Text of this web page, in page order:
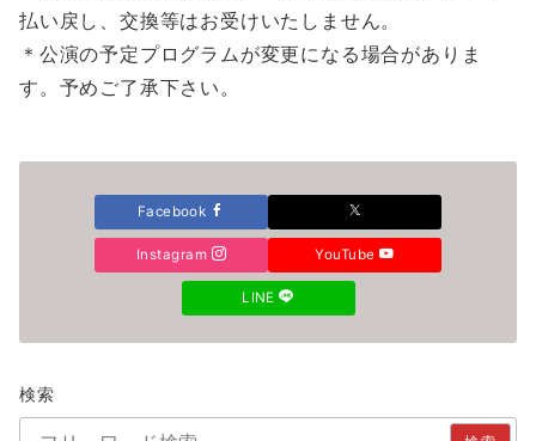
払い戻し、交換等はお受けいたしません。
＊公演の予定プログラムが変更になる場合がありま
す。予めご了承下さい。
Facebook
Instagram YouTube
LINE
検索